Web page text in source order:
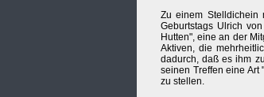
Zu einem Stelldichein
Geburtstags Ulrich
Hutten", eine an der
Aktiven, die
dadurch, daß es ihm
seinen Treffen eine Art
zu stellen.